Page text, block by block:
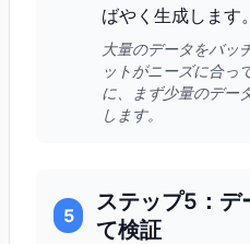
ばやく生成します。
大量のデータをバッ
ットがニーズに合っ
に、まず少量のデー
します。
5
ステップ5：デ
て検証